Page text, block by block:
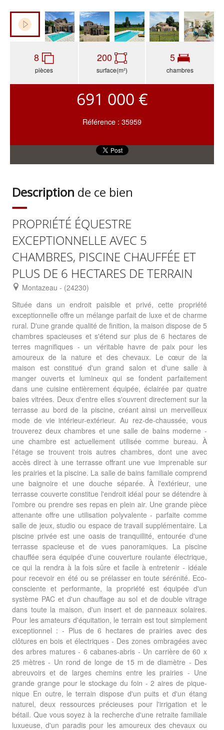
8
pièces
200
surface(m²)
5
chambres
691 000 €
Référence : 35959
Description de ce bien
PROPRIÉTÉ ÉQUESTRE
EXCEPTIONNELLE AVEC 5
CHAMBRES, PISCINE CHAUFFÉE ET
PLUS DE 6 HECTARES DE TERRAIN
Montazeau - (24230)
Située dans un endroit paisible et privé, cette propriété
exceptionnelle offre un mélange parfait de luxe et de charme
rural. D'une grande qualité de finition, la maison dispose de 5
chambres spacieuses et s'étend sur plus de 6 hectares de
terres magnifiques - un véritable havre de paix pour les
amoureux de la nature et des chevaux. Le cœur de la
maison est constitué d'un grand salon et d'une salle à
manger ouverts et lumineux qui se fondent parfaitement
dans une cuisine entièrement équipée, éclairée par quatre
baies vitrées. Deux d'entre elles s'ouvrent directement sur la
terrasse au bord de la piscine, créant ainsi un merveilleux
mode de vie intérieur-extérieur. Au rez-de-chaussée, vous
trouverez deux chambres et une salle de bains moderne -
une chambre est actuellement utilisée comme bureau. À
l'étage se trouvent trois autres chambres, dont une avec
accès direct à une terrasse offrant une vue imprenable sur
les prairies et la piscine. La salle de bains familiale comprend
une baignoire et une douche séparée. À l'extérieur, une
terrasse couverte constitue l'endroit idéal pour se détendre à
l'ombre ou prendre ses repas en plein air. Une grande pièce
attenante offre une utilisation polyvalente - parfaite comme
salle de jeux, studio ou espace de travail supplémentaire. La
piscine privée est une oasis de tranquillité, entourée d'une
terrasse spacieuse et de vues panoramiques. La piscine
chauffée sera équipée d'une couverture roulante électrique,
ce qui la rendra à la fois sûre et facile à entretenir - idéale
pour recevoir en été ou se prélasser en toute sérénité. Eco-
consciente et performante, la propriété est équipée d'un
système PAC et d'un chauffage au sol et de double vitrage
dans toute la maison, d'un insert et de panneaux solaires.
Pour les amateurs d'équitation, le terrain est tout simplement
exceptionnel : - Plus de 6 hectares de prairies avec des
clôtures en bois et électriques - Des zones ombragées avec
des arbres matures - 6 cabanes-abris - Un carrière de 60 x
25 mètres - Un rond de longe de 15 m de diamètre - Des
abreuvoirs et de larges chemins entre les prairies - Une
grande grange pour le stockage du foin - 2 aires de pique-
nique En outre, le terrain dispose d'un puits et d'un étang
naturel, deux ressources précieuses pour l'irrigation et le
bétail. Que vous soyez à la recherche d'une retraite familiale
luxueuse, d'un paradis pour les amoureux des chevaux ou